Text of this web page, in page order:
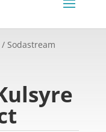
/ Sodastream